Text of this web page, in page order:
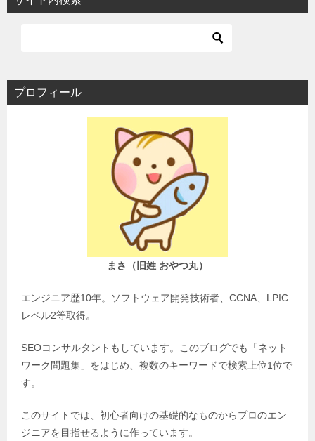
ゲ
ョ
ン
プロフィール
まさ（旧姓 おやつ丸）
エンジニア歴10年。ソフトウェア開発技術者、CCNA、LPIC
レベル2等取得。
SEOコンサルタントもしています。このブログでも「ネット
ワーク問題集」をはじめ、複数のキーワードで検索上位1位で
す。
このサイトでは、初心者向けの基礎的なものからプロのエン
ジニアを目指せるように作っています。